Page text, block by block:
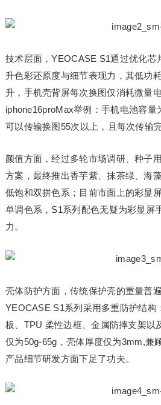
技术层面，YEOCASE S1通过优化芯
升色彩还原度与细节表现力，其低功
升，手机壳背屏每次换图仅消耗微量
iphone16proMax举例：手机电池容量
可以传输换图55次以上，且每次传输
颜值方面，经过多轮市场调研、种子
方案，最终推出香芋紫、抹茶绿、海
低饱和双拼色系；目前市面上的彩显
单调色系，S1系列配色无疑为彩显屏
力。
壳体防护方面，传统保护壳的重量普
YEOCASE S1系列采用多重防护结构
板、TPU 柔性边框、金属防摔支架以
仅为50g-65g，壳体厚度仅为3mm,兼
产品细节研发方面下足了功夫。